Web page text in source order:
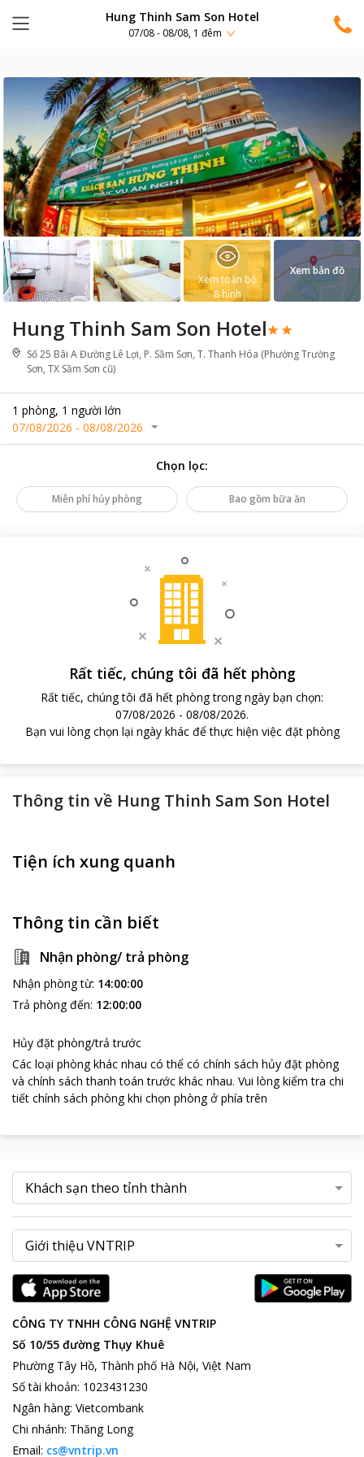
Hung Thinh Sam Son Hotel
07/08 - 08/08, 1 đêm
Hung Thinh Sam Son Hotel
Số 25 Bãi A Đường Lê Lợi, P. Sầm Sơn, T. Thanh Hóa (Phường Trường
Sơn, TX Sầm Sơn cũ)
1 phòng, 1 người lớn
07/08/2026 - 08/08/2026
Xem toàn bộ
8 hình
Xem bản đồ
Chọn lọc:
Miễn phí hủy phòng Bao gồm bữa ăn
Rất tiếc, chúng tôi đã hết phòng
Rất tiếc, chúng tôi đã hết phòng trong ngày bạn chọn:
07/08/2026 - 08/08/2026.
Bạn vui lòng chọn lại ngày khác để thực hiện việc đặt phòng
Thông tin về Hung Thinh Sam Son Hotel
Tiện ích xung quanh
Thông tin cần biết
Nhận phòng/ trả phòng
Nhận phòng từ: 14:00:00
Trả phòng đến: 12:00:00
Hủy đặt phòng/trả trước
Các loại phòng khác nhau có thể có chính sách hủy đặt phòng
và chính sách thanh toán trước khác nhau. Vui lòng kiểm tra chi
tiết chính sách phòng khi chọn phòng ở phía trên
CÔNG TY TNHH CÔNG NGHỆ VNTRIP
Số 10/55 đường Thụy Khuê
Phường Tây Hồ, Thành phố Hà Nội, Việt Nam
Số tài khoản: 1023431230
Ngân hàng: Vietcombank
Chi nhánh: Thăng Long
Email: cs@vntrip.vn